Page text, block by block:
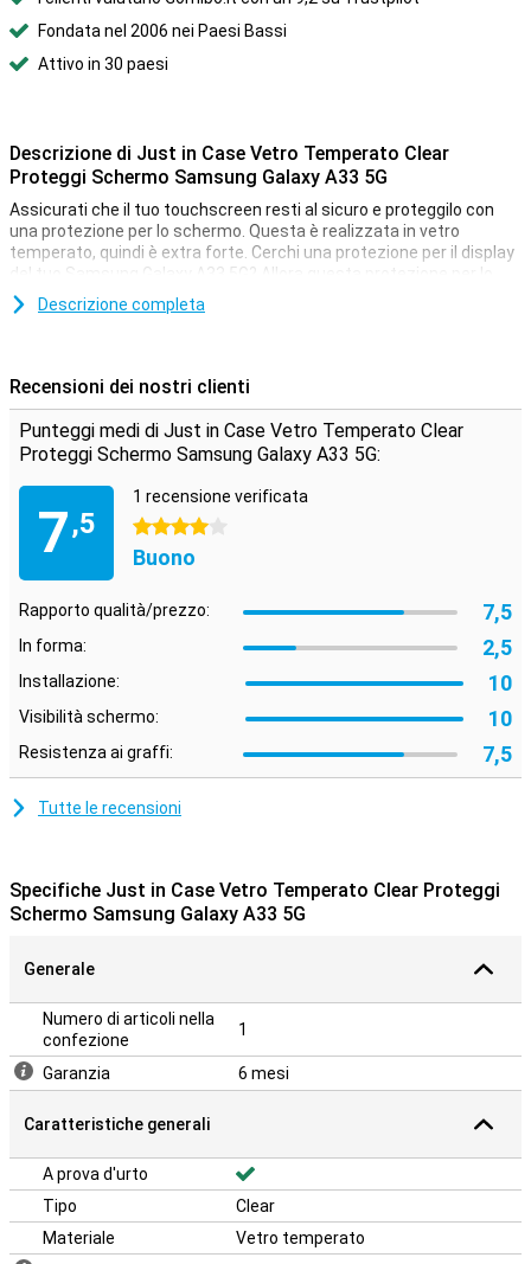
Fondata nel 2006 nei Paesi Bassi
Attivo in 30 paesi
Descrizione di Just in Case Vetro Temperato Clear
Proteggi Schermo Samsung Galaxy A33 5G
Assicurati che il tuo touchscreen resti al sicuro e proteggilo con
una protezione per lo schermo. Questa è realizzata in vetro
temperato, quindi è extra forte. Cerchi una protezione per il display
del tuo Samsung Galaxy A33 5G? Allora questa protezione per lo
schermo trasparente è una buona opzione. Lo strato protettivo
non è d'intralcio e offre protezione contro lo sporco, la polvere e gli
Descrizione completa
Recensioni dei nostri clienti
Punteggi medi di Just in Case Vetro Temperato Clear
Proteggi Schermo Samsung Galaxy A33 5G:
7,5
1 recensione verificata
4 stelle
Buono
Rapporto qualità/prezzo: 7,5
In forma: 2,5
Installazione: 10
Visibilità schermo: 10
Resistenza ai graffi: 7,5
Tutte le recensioni
Specifiche Just in Case Vetro Temperato Clear Proteggi
Schermo Samsung Galaxy A33 5G
Generale
Numero di articoli nella
confezione
1
Garanzia 6 mesi
Caratteristiche generali
A prova d'urto
Tipo
Clear
Materiale
Vetro temperato